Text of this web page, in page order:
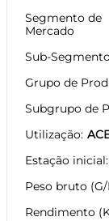
Segmento de
Mercado
Sub-
Grupo de
Subgrupo de
Utilização
Estação inicial
Peso bruto
Rendimento